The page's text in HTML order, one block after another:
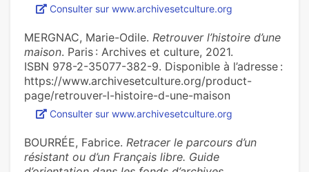
Consulter sur www.archivesetculture.org
MERGNAC, Marie-Odile. Retrouver l’histoire d’une
maison. Paris : Archives et culture, 2021.
ISBN 978-2-35077-382-9. Disponible à l’adresse :
https://www.archivesetculture.org/product-
page/retrouver-l-histoire-d-une-maison
Consulter sur www.archivesetculture.org
BOURRÉE, Fabrice. Retracer le parcours d’un
résistant ou d’un Français libre. Guide